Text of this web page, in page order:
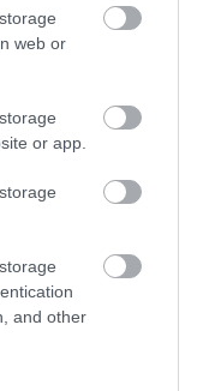
web or
or app.
and other
περιπτώσεις η